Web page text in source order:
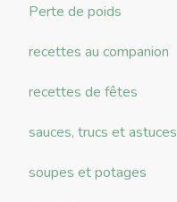
Perte de poids
recettes au companion
recettes de fêtes
sauces, trucs et astuces
soupes et potages